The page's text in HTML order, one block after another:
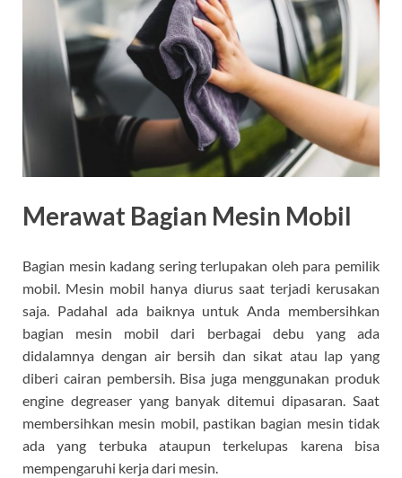
Merawat Bagian Mesin Mobil
Bagian mesin kadang sering terlupakan oleh para pemilik
mobil. Mesin mobil hanya diurus saat terjadi kerusakan
saja. Padahal ada baiknya untuk Anda membersihkan
bagian mesin mobil dari berbagai debu yang ada
didalamnya dengan air bersih dan sikat atau lap yang
diberi cairan pembersih. Bisa juga menggunakan produk
engine degreaser yang banyak ditemui dipasaran. Saat
membersihkan mesin mobil, pastikan bagian mesin tidak
ada yang terbuka ataupun terkelupas karena bisa
mempengaruhi kerja dari mesin.